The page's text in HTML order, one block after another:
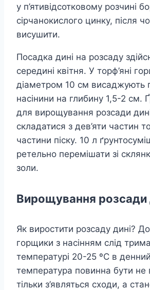
у п’ятивідсотковому розчині
сірчанокислого цинку, після
висушити.
Посадка дині на розсаду
середині квітня. У торф’яні
діаметром 10 см висаджують
насінини на глибину 1,5-2 см.
для вирощування розсади
складатися з дев’яти частин
частини піску. 10 л
ретельно перемішати зі
золи.
Вирощування розсади
Як виростити розсаду дині?
горщики з насінням слід
температурі 20-25 ºC в
температура повинна бути не
тільки з’являться сходи, а